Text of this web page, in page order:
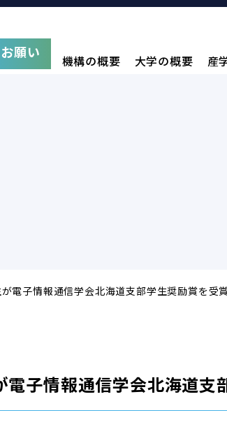
願い 機構の概要 大学の概要 産
が電子情報通信学会北海道支部学生奨励賞を受
電子情報通信学会北海道